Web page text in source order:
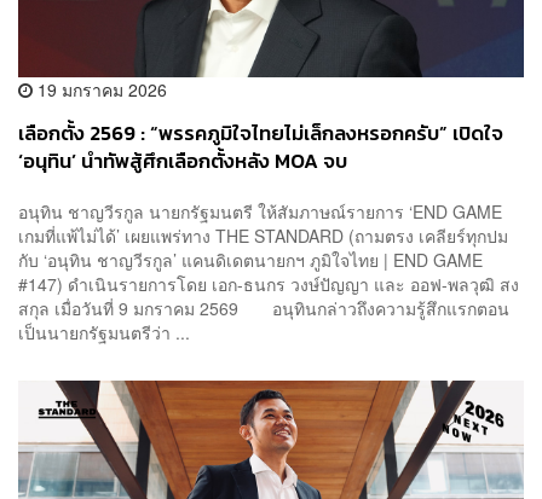
19 มกราคม 2026
เลือกตั้ง 2569 : “พรรคภูมิใจไทยไม่เล็กลงหรอกครับ” เปิดใจ
‘อนุทิน’ นำทัพสู้ศึกเลือกตั้งหลัง MOA จบ
อนุทิน ชาญวีรกูล นายกรัฐมนตรี ให้สัมภาษณ์รายการ ‘END GAME
เกมที่แพ้ไม่ได้’ เผยแพร่ทาง THE STANDARD (ถามตรง เคลียร์ทุกปม
กับ ‘อนุทิน ชาญวีรกูล’ แคนดิเดตนายกฯ ภูมิใจไทย | END GAME
#147) ดำเนินรายการโดย เอก-ธนกร วงษ์ปัญญา และ ออฟ-พลวุฒิ สง
สกุล เมื่อวันที่ 9 มกราคม 2569 อนุทินกล่าวถึงความรู้สึกแรกตอน
เป็นนายกรัฐมนตรีว่า ...